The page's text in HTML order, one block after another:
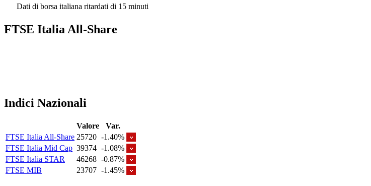
Dati di borsa italiana ritardati di 15 minuti
FTSE Italia All-Share
Indici Nazionali
Valore
Var.
FTSE Italia All-Share 25720 -1.40%
FTSE Italia Mid Cap 39374 -1.08%
FTSE Italia STAR
46268 -0.87%
FTSE MIB
23707 -1.45%